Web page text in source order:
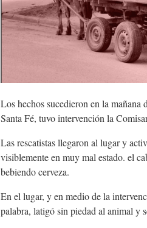
Los hechos sucedieron en la
Santa Fé, tuvo intervención la
Las rescatistas llegaron al lugar y
visiblemente en muy mal estado. el
bebiendo cerveza.
En el lugar, y en medio de la
palabra, latigó sin piedad al animal y